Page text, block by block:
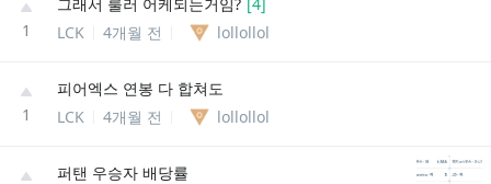
1
LCK
4개월 전 lollollol
1
피어엑스 연봉 다 합쳐도
LCK
4개월 전 lollollol
퍼탠 우승자 배당률